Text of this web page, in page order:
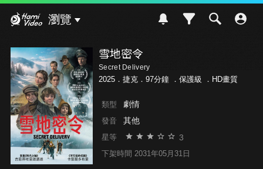
瀏覽
雪地密令
Secret Delivery
2025．捷克．97分鐘 ． 保護級 ．HD畫質
類型 劇情
發音 其他
星等 3
下架時間 2031年05月31日